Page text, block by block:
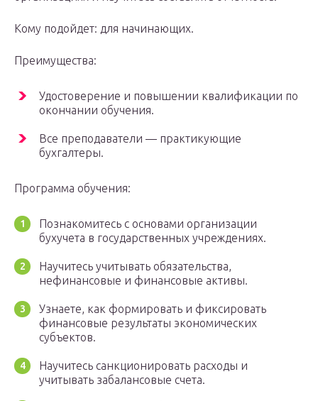
Кому подойдет: для начинающих.
Преимущества:
Удостоверение и повышении квалификации по
окончании обучения.
Все преподаватели — практикующие
бухгалтеры.
Программа обучения:
Познакомитесь с основами организации
бухучета в государственных учреждениях.
Научитесь учитывать обязательства,
нефинансовые и финансовые активы.
Узнаете, как формировать и фиксировать
финансовые результаты экономических
субъектов.
Научитесь санкционировать расходы и
учитывать забалансовые счета.